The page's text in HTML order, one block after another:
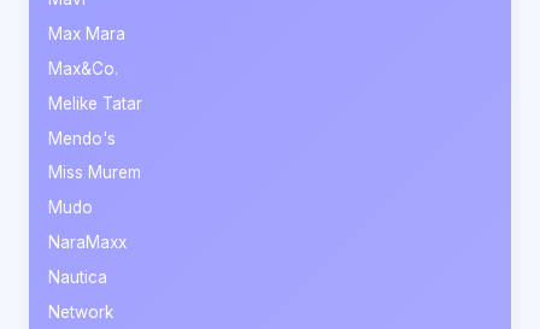
Max Mara
Max&Co.
Melike Tatar
Mendo's
Miss Murem
Mudo
NaraMaxx
Nautica
Network